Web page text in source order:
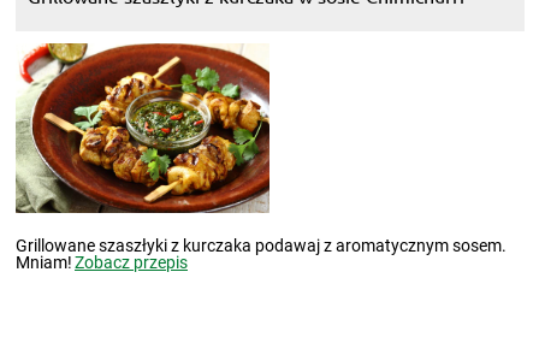
Grillowane szaszłyki z kurczaka podawaj z aromatycznym sosem.
Mniam!Zobacz przepis